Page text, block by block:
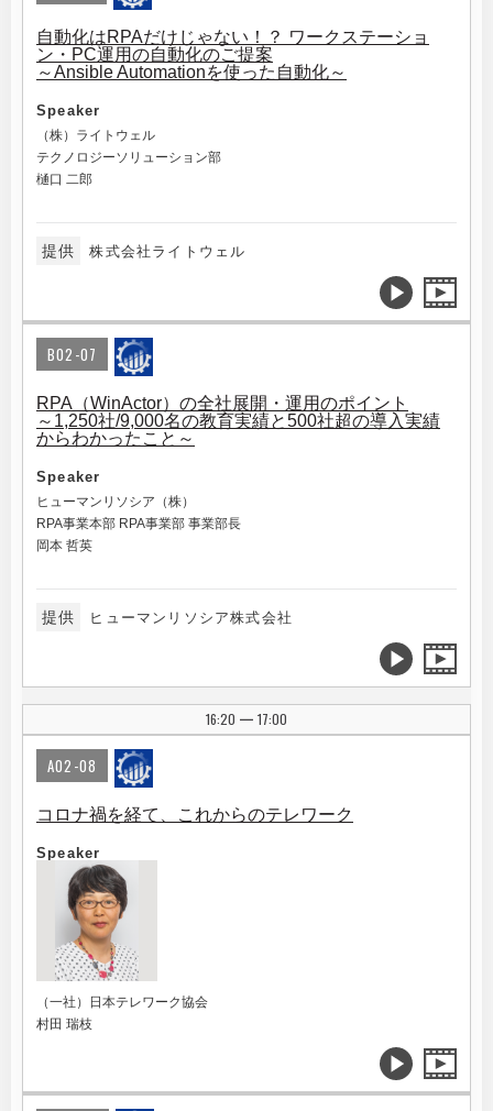
自動化はRPAだけじゃない！？ ワークステーショ
ン・PC運用の自動化のご提案
～Ansible Automationを使った自動化～
Speaker
（株）ライトウェル
テクノロジーソリューション部
樋口 二郎
提供 株式会社ライトウェル
B02-07
RPA（WinActor）の全社展開・運用のポイント
～1,250社/9,000名の教育実績と500社超の導入実績
からわかったこと～
Speaker
ヒューマンリソシア（株）
RPA事業本部 RPA事業部 事業部長
岡本 哲英
提供 ヒューマンリソシア株式会社
16:20 | 17:00
A02-08
コロナ禍を経て、これからのテレワーク
Speaker
（一社）日本テレワーク協会
村田 瑞枝